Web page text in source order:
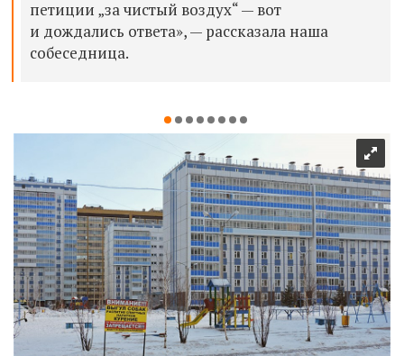
петиции „за чистый воздух“ — вот
и дождались ответа», — рассказала наша
собеседница.